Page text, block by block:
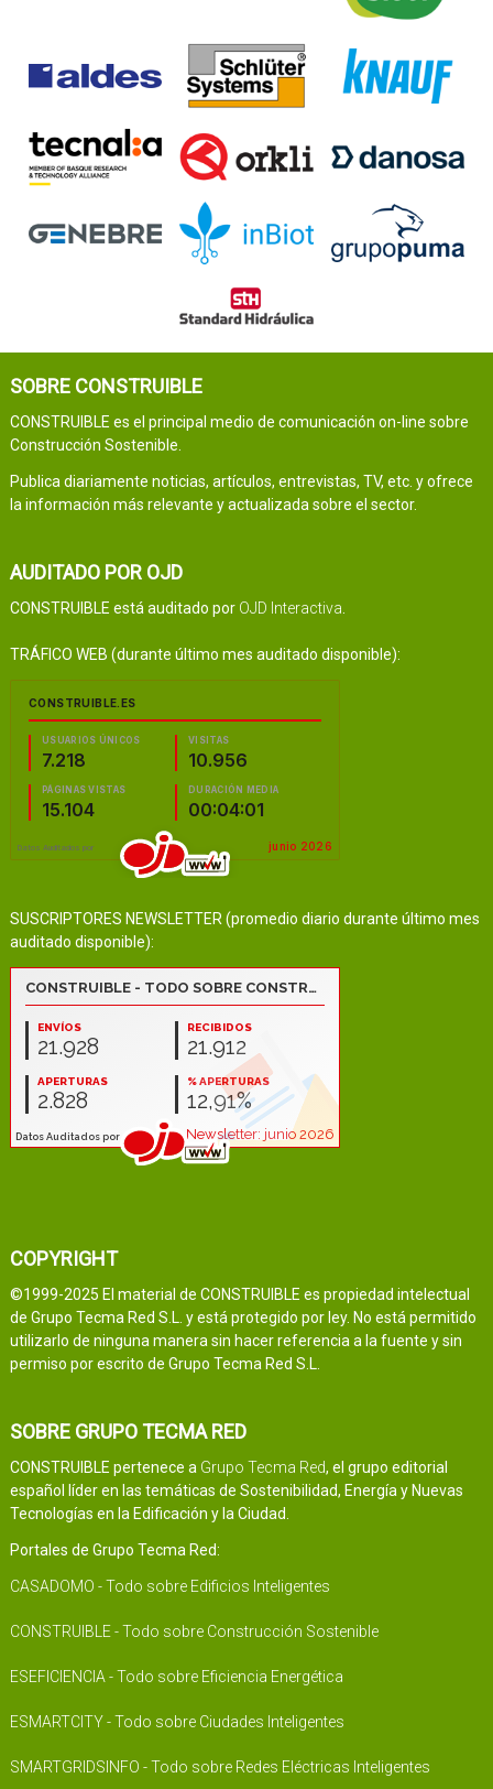
SOBRE CONSTRUIBLE
CONSTRUIBLE es el principal medio de comunicación on-line sobre
Construcción Sostenible.
Publica diariamente noticias, artículos, entrevistas, TV, etc. y ofrece
la información más relevante y actualizada sobre el sector.
AUDITADO POR OJD
CONSTRUIBLE está auditado por OJD Interactiva
TRÁFICO WEB (durante último mes auditado disponible):
SUSCRIPTORES NEWSLETTER (promedio diario durante último mes
auditado disponible):
COPYRIGHT
©1999-2025 El material de CONSTRUIBLE es propiedad intelectual
de Grupo Tecma Red S.L. y está protegido por ley. No está permitido
utilizarlo de ninguna manera sin hacer referencia a la fuente y sin
permiso por escrito de Grupo Tecma Red S.L.
SOBRE GRUPO TECMA RED
CONSTRUIBLE pertenece a Grupo Tecma Red, el grupo editorial
español líder en las temáticas de Sostenibilidad, Energía y Nuevas
Tecnologías en la Edificación y la Ciudad.
Portales de Grupo Tecma Red:
CASADOMO - Todo sobre Edificios Inteligentes
CONSTRUIBLE - Todo sobre Construcción Sostenible
ESEFICIENCIA - Todo sobre Eficiencia Energética
ESMARTCITY - Todo sobre Ciudades Inteligentes
SMARTGRIDSINFO - Todo sobre Redes Eléctricas Inteligentes